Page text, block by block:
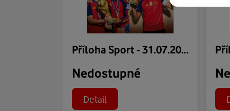
Příloha Sport - 31.07.2026
Nedostupné
Detail